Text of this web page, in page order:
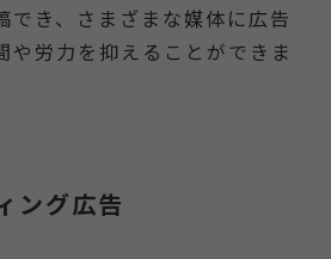
でき、さまざまな媒体に広告
や労力を抑えることができま
ング広告